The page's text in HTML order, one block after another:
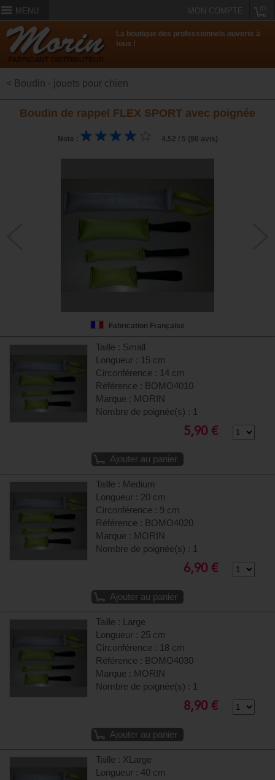
MENU MON COMPTE
La boutique des professionnels ouverte à
tous !
< Boudin - jouets pour chien
Boudin de rappel FLEX SPORT avec poignée
Note : 4.52 / 5 (90 avis)
Fabrication Française
Taille : Small
Longueur : 15 cm
Circonférence : 14 cm
Référence : BOMO4010
Marque : MORIN
Nombre de poignée(s) : 1
5,90 €
Ajouter au panier
Taille : Medium
Longueur : 20 cm
Circonférence : 9 cm
Référence : BOMO4020
Marque : MORIN
Nombre de poignée(s) : 1
6,90 €
Ajouter au panier
Taille : Large
Longueur : 25 cm
Circonférence : 18 cm
Référence : BOMO4030
Marque : MORIN
Nombre de poignée(s) : 1
8,90 €
Ajouter au panier
Taille : XLarge
Longueur : 40 cm